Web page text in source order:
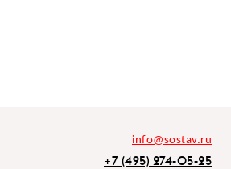
info@sostav.ru
+7 (495) 274-05-25